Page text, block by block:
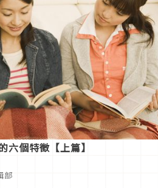
六個特徵【上篇】
部